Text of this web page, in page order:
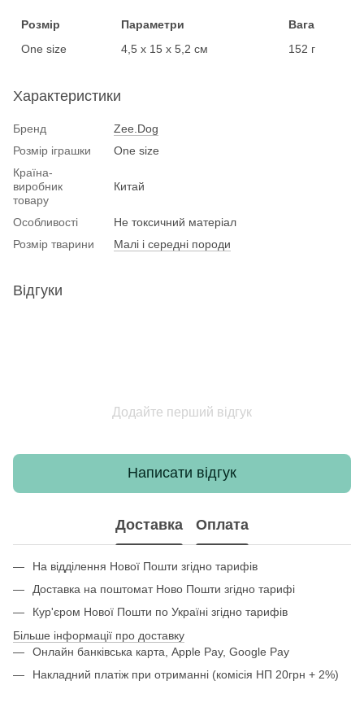
Розмір Параметри
Вага
One size
4,5 х 15 х 5,2 см 152 г
Характеристики
Бренд
Zee.Dog
Розмір іграшки
One size
Країна-
виробник
товару
Китай
Особливості
Не токсичний матеріал
Розмір тварини
Малі і середні породи
Відгуки
Додайте перший відгук
Написати відгук
Доставка Оплата
На відділення Нової Пошти згідно тарифів
Доставка на поштомат Ново Пошти згідно тарифі
Кур'єром Нової Пошти по Україні згідно тарифів
Більше інформації про доставку
Онлайн банківська карта, Apple Pay, Google Pay
Накладний платіж при отриманні (комісія НП 20грн + 2%)